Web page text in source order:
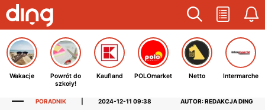
Wakacje
Powrót do
szkoły!
Kaufland POLOmarket Netto Intermarche
PORADNIK 2024-12-11 09:38 AUTOR: REDAKCJA DING